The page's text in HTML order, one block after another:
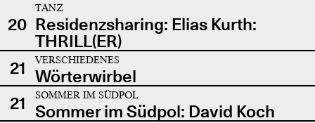
20
TANZ
Residenzsharing: Elias Kurth:
THRILL(ER)
21
VERSCHIEDENES
Wörterwirbel
21
SOMMER IM SÜDPOL
Sommer im Südpol: David Koch